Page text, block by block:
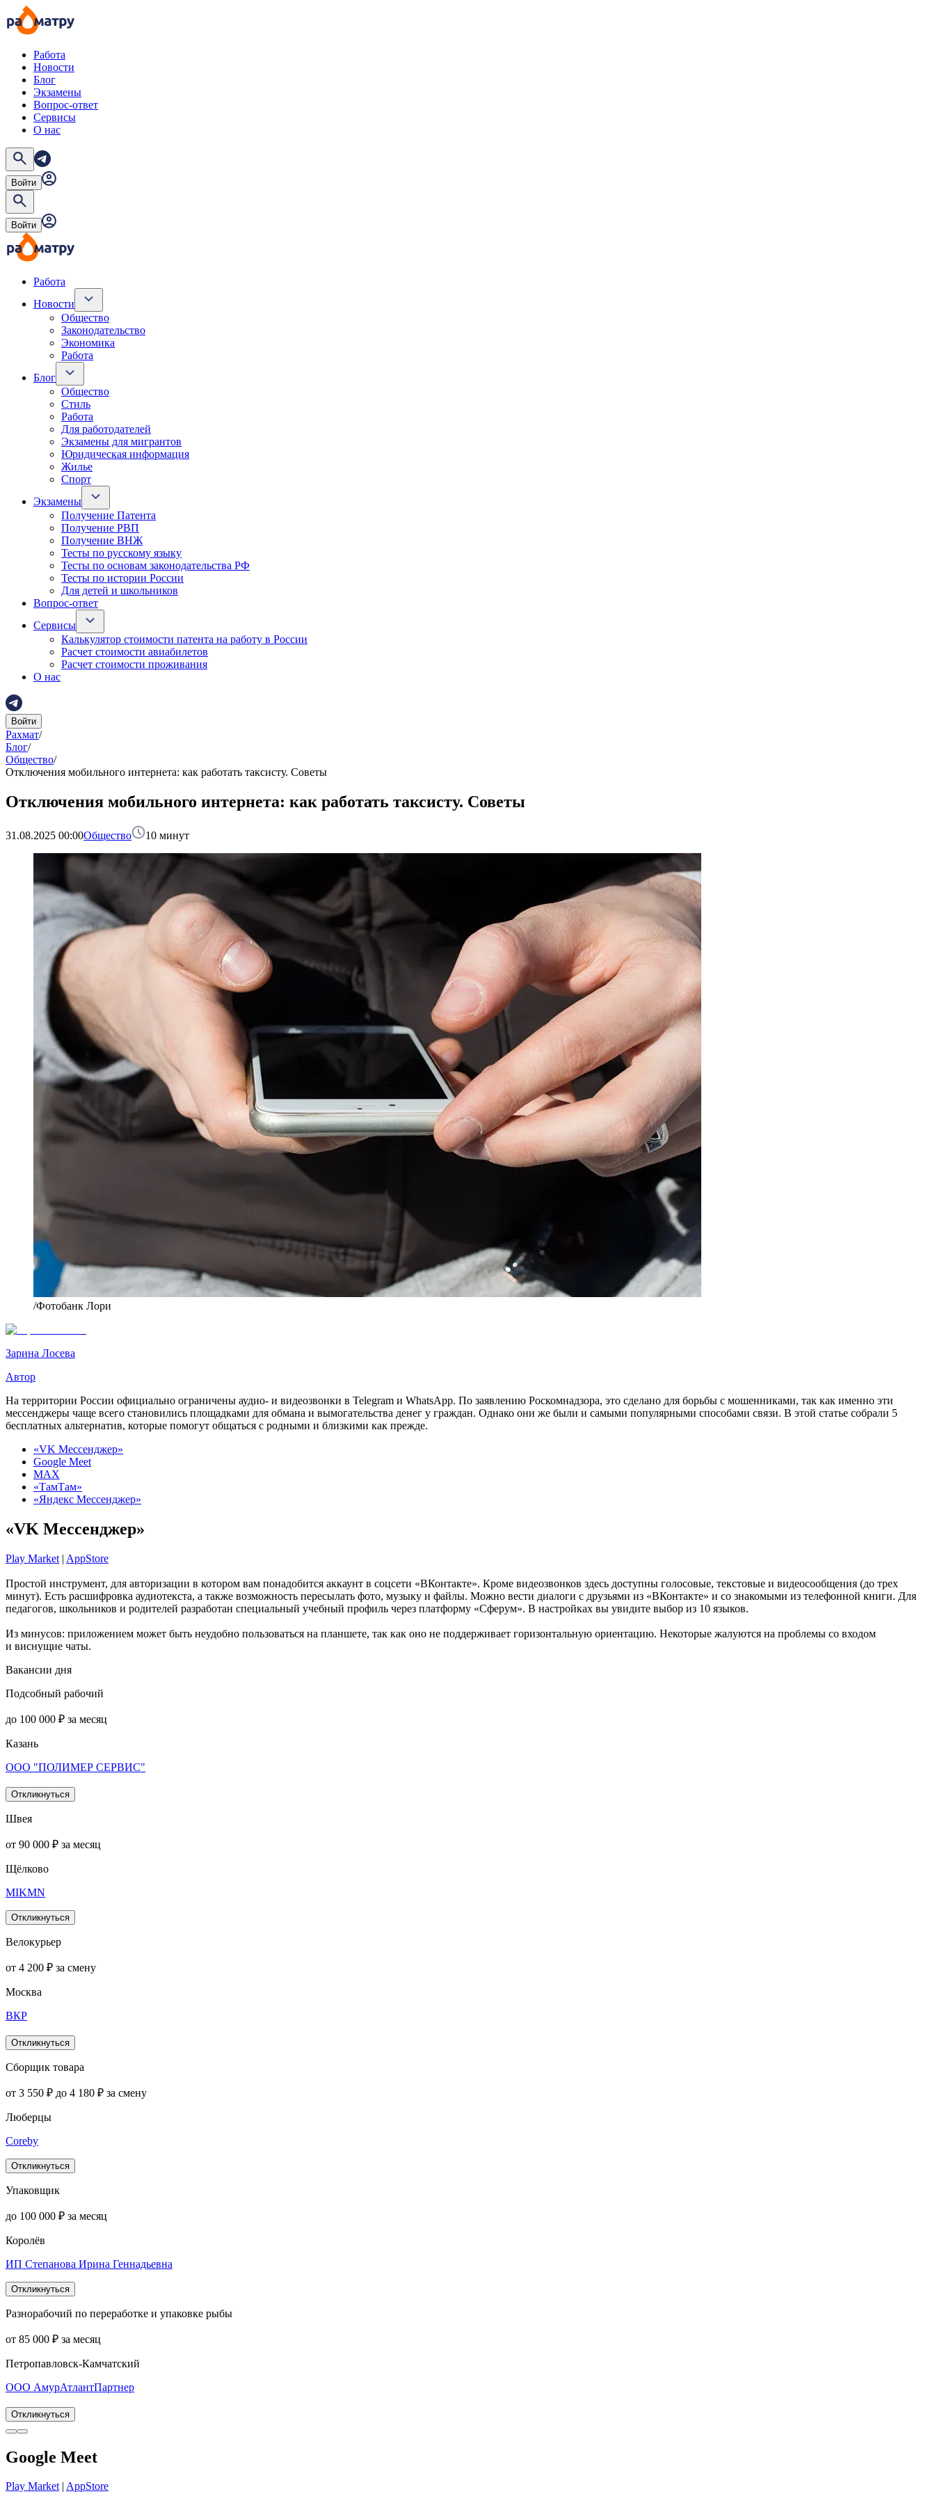
Работа
Новости
Блог
Экзамены
Вопрос-ответ
Сервисы
О нас
Войти
Войти
Работа
Новости
Общество
Законодательство
Экономика
Работа
Блог
Общество
Стиль
Работа
Для работодателей
Экзамены для мигрантов
Юридическая информация
Жилье
Спорт
Экзамены
Получение Патента
Получение РВП
Получение ВНЖ
Тесты по русскому языку
Тесты по основам законодательства РФ
Тесты по истории России
Для детей и школьников
Вопрос-ответ
Сервисы
Калькулятор стоимости патента на работу в России
Расчет стоимости авиабилетов
Расчет стоимости проживания
О нас
Войти
Рахмат/
Блог/
Общество/
Отключения мобильного интернета: как работать таксисту. Советы
Отключения мобильного интернета: как работать таксисту. Советы
31.08.2025 00:00Общество 10 минут
/Фотобанк Лори
Зарина Лосева
Автор
На территории России официально ограничены аудио- и видеозвонки в Telegram и WhatsApp. По заявлению Роскомнадзора, это сделано для борьбы с мошенниками, так как именно эти
мессенджеры чаще всего становились площадками для обмана и вымогательства денег у граждан. Однако они же были и самыми популярными способами связи. В этой статье собрали 5
бесплатных альтернатив, которые помогут общаться с родными и близкими как прежде.
«VK Мессенджер»
Google Meet
MAX
«ТамТам»
«Яндекс Мессенджер»
«VK Мессенджер»
Play Market | AppStore
Простой инструмент, для авторизации в котором вам понадобится аккаунт в соцсети «ВКонтакте». Кроме видеозвонков здесь доступны голосовые, текстовые и видеосообщения (до трех
минут). Есть расшифровка аудиотекста, а также возможность пересылать фото, музыку и файлы. Можно вести диалоги с друзьями из «ВКонтакте» и со знакомыми из телефонной книги. Для
педагогов, школьников и родителей разработан специальный учебный профиль через платформу «Сферум». В настройках вы увидите выбор из 10 языков.
Из минусов: приложением может быть неудобно пользоваться на планшете, так как оно не поддерживает горизонтальную ориентацию. Некоторые жалуются на проблемы со входом
и виснущие чаты.
Вакансии дня
Подсобный рабочий
до 100 000 ₽ за месяц
Казань
ООО "ПОЛИМЕР СЕРВИС"
Откликнуться
Швея
от 90 000 ₽ за месяц
Щёлково
MIKMN
Откликнуться
Велокурьер
от 4 200 ₽ за смену
Москва
ВКР
Откликнуться
Сборщик товара
от 3 550 ₽ до 4 180 ₽ за смену
Люберцы
Coreby
Откликнуться
Упаковщик
до 100 000 ₽ за месяц
Королёв
ИП Степанова Ирина Геннадьевна
Откликнуться
Разнорабочий по переработке и упаковке рыбы
от 85 000 ₽ за месяц
Петропавловск-Камчатский
ООО АмурАтлантПартнер
Откликнуться
Google Meet
Play Market| AppStore